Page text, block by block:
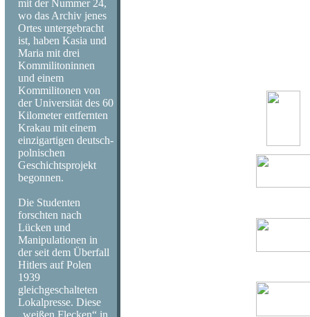
mit der Nummer 24,
wo das Archiv jenes
Ortes untergebracht
ist, haben Kasia und
Maria mit drei
Kommilitoninnen
und einem
Kommilitonen von
der Universität des 60
Kilometer entfernten
Krakau mit einem
einzigartigen deutsch-
polnischen
Geschichtsprojekt
begonnen.
Die Studenten
forschten nach
Lücken und
Manipulationen in
der seit dem Überfall
Hitlers auf Polen
1939
gleichgeschalteten
Lokalpresse. Diese
„weißen Flecken“ in